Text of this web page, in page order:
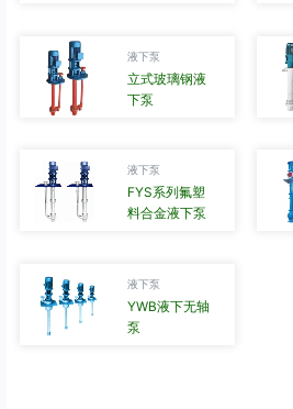
液下泵
立式玻璃钢液
下泵
液下泵
FYS系列氟塑
料合金液下泵
液下泵
YWB液下无轴
泵